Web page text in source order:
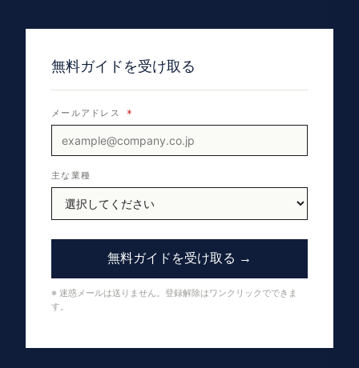
無料ガイドを受け取る
メールアドレス *
主な業種
無料ガイドを受け取る →
※ 迷惑メールは送りません。登録解除はワンクリックでできま
す。